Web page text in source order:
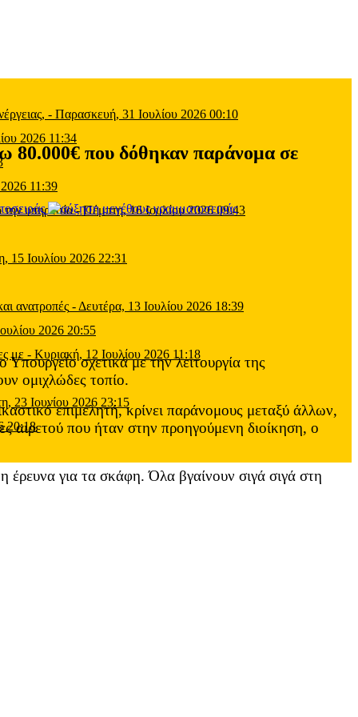
- Παρασκευή, 31 Ιουλίου 2026 00:10
2026 11:34
11:39
υπηρεσία-Πέμπτη, 16 Ιουλίου 2026 09:43
15 Ιουλίου 2026 22:31
ανατροπές -Δευτέρα, 13 Ιουλίου 2026 18:39
2026 20:55
με - Κυριακή, 12 Ιουλίου 2026 11:18
23 Ιουνίου 2026 23:15
20:18
που δόθηκαν παράνομα σε
σχετικά με την λειτουργία της
ομιχλώδες τοπίο.
επιμελητή, κρίνει παράνομους μεταξύ άλλων,
αιρετού που ήταν στην προηγούμενη διοίκηση, ο
για τα σκάφη. Όλα βγαίνουν σιγά σιγά στη